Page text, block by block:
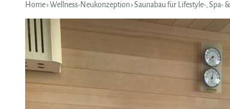
Home›Wellness-Neukonzeption›Saunabau für Lifestyle-, Spa-